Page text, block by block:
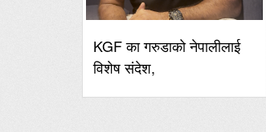
KGF का गरुडाको नेपालीलाई
विशेष संदेश,